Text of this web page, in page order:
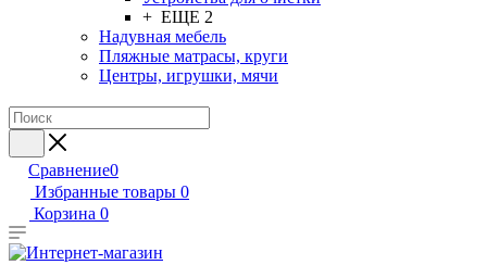
+ ЕЩЕ 2
Надувная мебель
Пляжные матрасы, круги
Центры, игрушки, мячи
Сравнение0
Избранные товары 0
Корзина 0